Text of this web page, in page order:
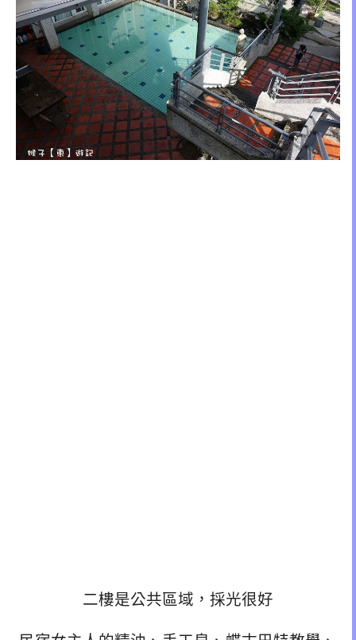
二樓是公共區域，採光很好